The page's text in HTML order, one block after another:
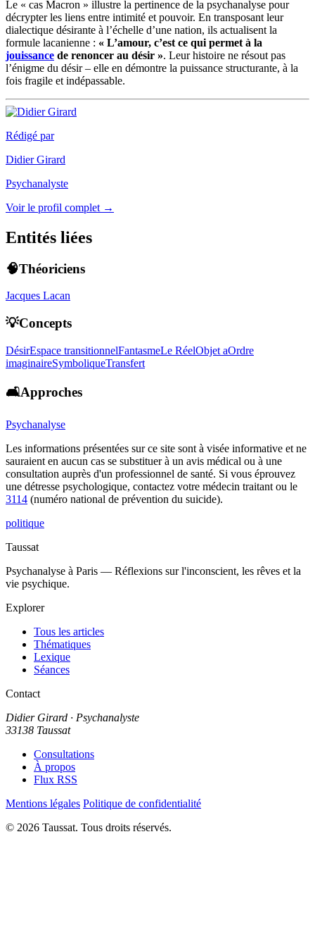
Le « cas Macron » illustre la pertinence de la psychanalyse pour
décrypter les liens entre intimité et pouvoir. En transposant leur
dialectique désirante à l’échelle d’une nation, ils actualisent la
formule lacanienne : « L’amour, c’est ce qui permet à la
jouissance de renoncer au désir ». Leur histoire ne résout pas
l’énigme du désir – elle en démontre la puissance structurante, à la
fois fragile et indépassable.
Rédigé par
Didier Girard
Psychanalyste
Voir le profil complet →
Entités liées
🧠Théoriciens
Jacques Lacan
💡Concepts
DésirEspace transitionnelFantasmeLe RéelObjet aOrdre
imaginaireSymboliqueTransfert
🛋️Approches
Psychanalyse
Les informations présentées sur ce site sont à visée informative et ne
sauraient en aucun cas se substituer à un avis médical ou à une
consultation auprès d'un professionnel de santé. Si vous éprouvez
une détresse psychologique, contactez votre médecin traitant ou le
3114 (numéro national de prévention du suicide).
politique
Taussat
Psychanalyse à Paris — Réflexions sur l'inconscient, les rêves et la
vie psychique.
Explorer
Tous les articles
Thématiques
Lexique
Séances
Contact
Didier Girard · Psychanalyste
33138 Taussat
Consultations
À propos
Flux RSS
Mentions légales Politique de confidentialité
© 2026 Taussat. Tous droits réservés.